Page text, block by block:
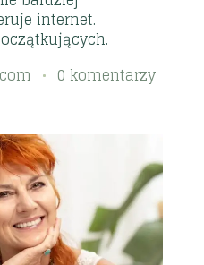
internet.
0 komentarzy